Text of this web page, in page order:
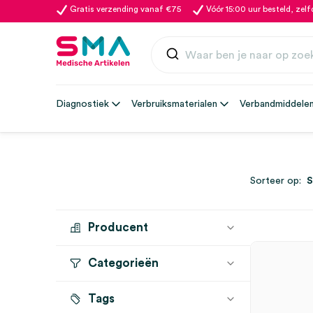
Gratis verzending vanaf €75 Vóór 15:00 uur besteld,
Diagnostiek Verbruiksmaterialen Verbandmiddelen
Producent
REINOX (7)
Categorieën
Sterilisatie
Tags
Sorteer op: